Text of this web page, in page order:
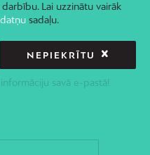
savā e-pastā!
Lai uzzinātu vairāk
sadaļu.
NEPIEKRĪTU